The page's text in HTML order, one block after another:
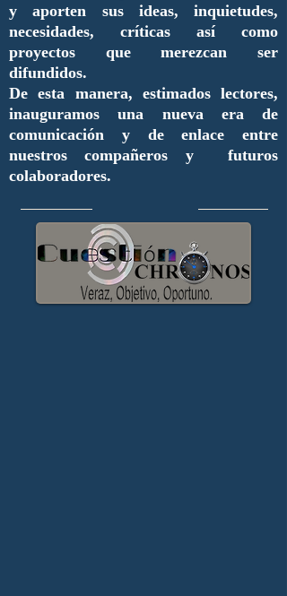
y aporten sus ideas, inquietudes,
necesidades, críticas así como
proyectos que merezcan ser
difundidos.
De esta manera, estimados lectores,
inauguramos una nueva era de
comunicación y de enlace entre
nuestros compañeros y futuros
colaboradores.